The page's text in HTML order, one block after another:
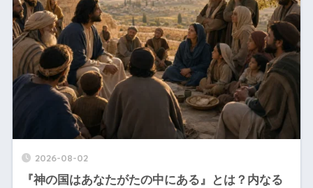
2026-08-02
『神の国はあなたがたの中にある』とは？内なる